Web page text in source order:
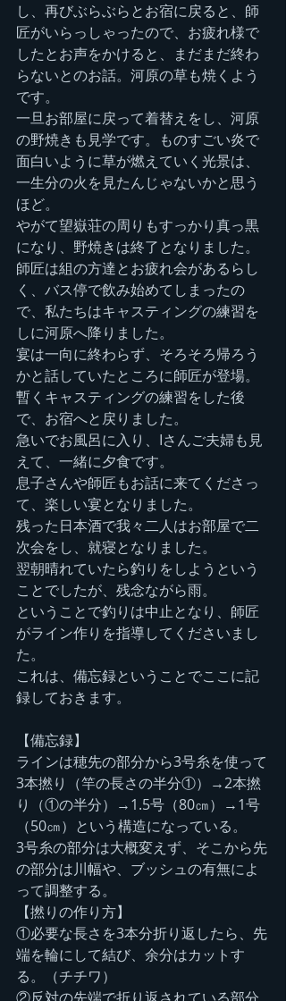
し、再びぶらぶらとお宿に戻ると、師
匠がいらっしゃったので、お疲れ様で
したとお声をかけると、まだまだ終わ
らないとのお話。河原の草も焼くよう
です。
一旦お部屋に戻って着替えをし、河原
の野焼きも見学です。ものすごい炎で
面白いように草が燃えていく光景は、
一生分の火を見たんじゃないかと思う
ほど。
やがて望嶽荘の周りもすっかり真っ黒
になり、野焼きは終了となりました。
師匠は組の方達とお疲れ会があるらし
く、バス停で飲み始めてしまったの
で、私たちはキャスティングの練習を
しに河原へ降りました。
宴は一向に終わらず、そろそろ帰ろう
かと話していたところに師匠が登場。
暫くキャスティングの練習をした後
で、お宿へと戻りました。
急いでお風呂に入り、Iさんご夫婦も見
えて、一緒に夕食です。
息子さんや師匠もお話に来てくださっ
て、楽しい宴となりました。
残った日本酒で我々二人はお部屋で二
次会をし、就寝となりました。
翌朝晴れていたら釣りをしようという
ことでしたが、残念ながら雨。
ということで釣りは中止となり、師匠
がライン作りを指導してくださいまし
た。
これは、備忘録ということでここに記
録しておきます。
【備忘録】
ラインは穂先の部分から3号糸を使って
3本撚り（竿の長さの半分①）→2本撚
り（①の半分）→1.5号（80㎝）→1号
（50㎝）という構造になっている。
3号糸の部分は大概変えず、そこから先
の部分は川幅や、ブッシュの有無によ
って調整する。
【撚りの作り方】
①必要な長さを3本分折り返したら、先
端を輪にして結び、余分はカットす
る。（チチワ）